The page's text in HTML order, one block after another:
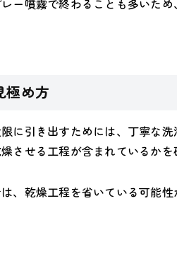
ー噴霧で終わることも多いた
極め方
に引き出すためには、丁寧な
させる工程が含まれているか
、乾燥工程を省いている可能